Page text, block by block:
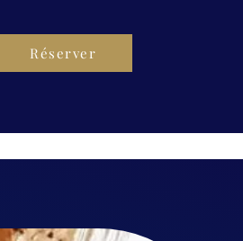
Réserver